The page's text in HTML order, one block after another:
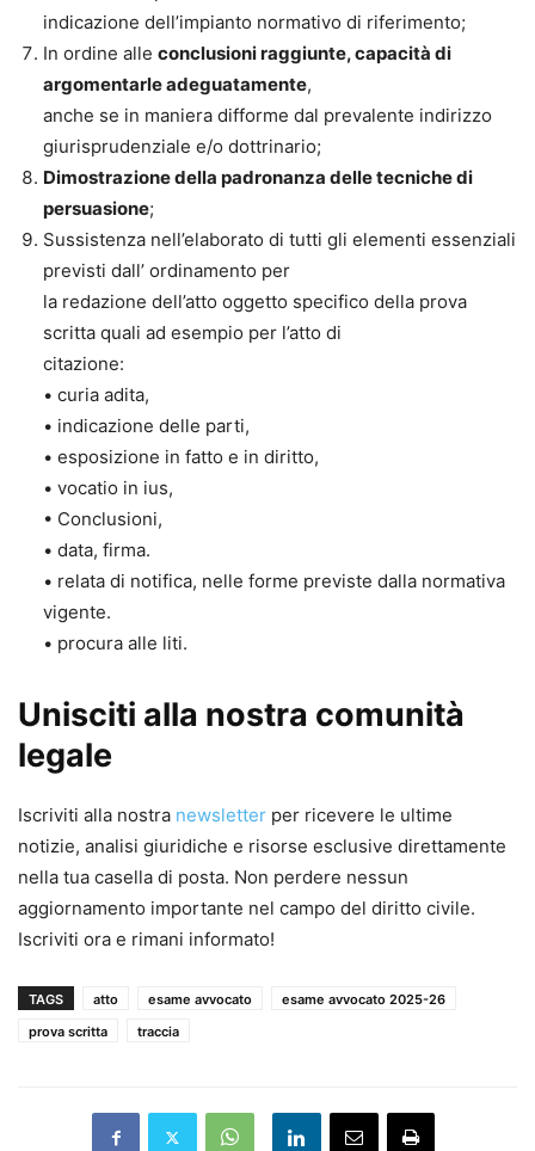
indicazione dell’impianto normativo di riferimento;
In ordine alle conclusioni raggiunte, capacità di
argomentarle adeguatamente,
anche se in maniera difforme dal prevalente indirizzo
giurisprudenziale e/o dottrinario;
Dimostrazione della padronanza delle tecniche di
persuasione;
Sussistenza nell’elaborato di tutti gli elementi essenziali
previsti dall’ ordinamento per
la redazione dell’atto oggetto specifico della prova
scritta quali ad esempio per l’atto di
citazione:
• curia adita,
• indicazione delle parti,
• esposizione in fatto e in diritto,
• vocatio in ius,
• Conclusioni,
• data, firma.
• relata di notifica, nelle forme previste dalla normativa
vigente.
• procura alle liti.
Unisciti alla nostra comunità
legale
Iscriviti alla nostra newsletter per ricevere le ultime
notizie, analisi giuridiche e risorse esclusive direttamente
nella tua casella di posta. Non perdere nessun
aggiornamento importante nel campo del diritto civile.
Iscriviti ora e rimani informato!
TAGS atto esame avvocato
esame avvocato 2025-26
prova scritta
traccia